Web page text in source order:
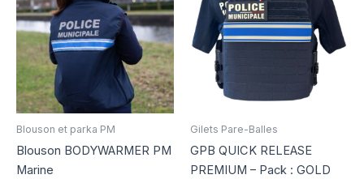
Blouson et parka PM
Blouson BODYWARMER PM
Marine
Gilets Pare-Balles
GPB QUICK RELEASE
PREMIUM – Pack : GOLD